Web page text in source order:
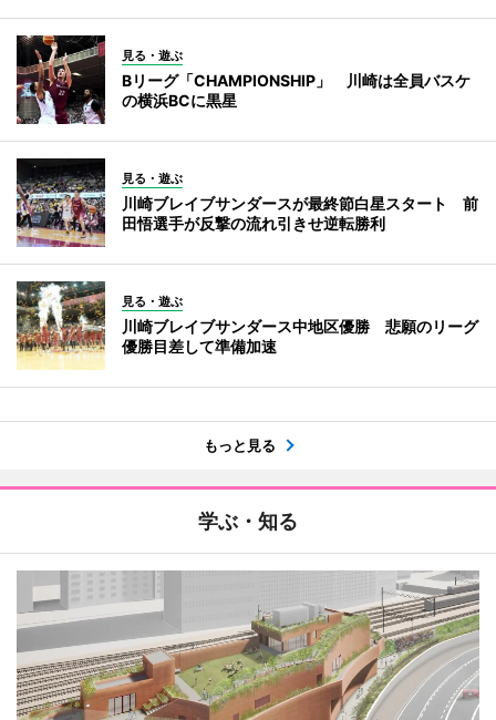
見る・遊ぶ
Bリーグ「CHAMPIONSHIP」 川崎は全員バスケ
の横浜BCに黒星
見る・遊ぶ
川崎ブレイブサンダースが最終節白星スタート 前
田悟選手が反撃の流れ引きせ逆転勝利
見る・遊ぶ
川崎ブレイブサンダース中地区優勝 悲願のリーグ
優勝目差して準備加速
もっと見る
学ぶ・知る